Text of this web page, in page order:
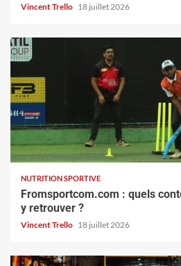
Vincent Trello 18 juillet 2026
NUTRITION SPORTIVE
Fromsportcom.com : quels
y retrouver ?
Vincent Trello 18 juillet 2026